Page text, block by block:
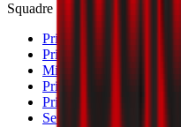
Squadre
Prima Squadra Maschile
Prima Squadra Femminile
Milan Futuro
Primavera
Primavera Femminile
Settore Giovanile